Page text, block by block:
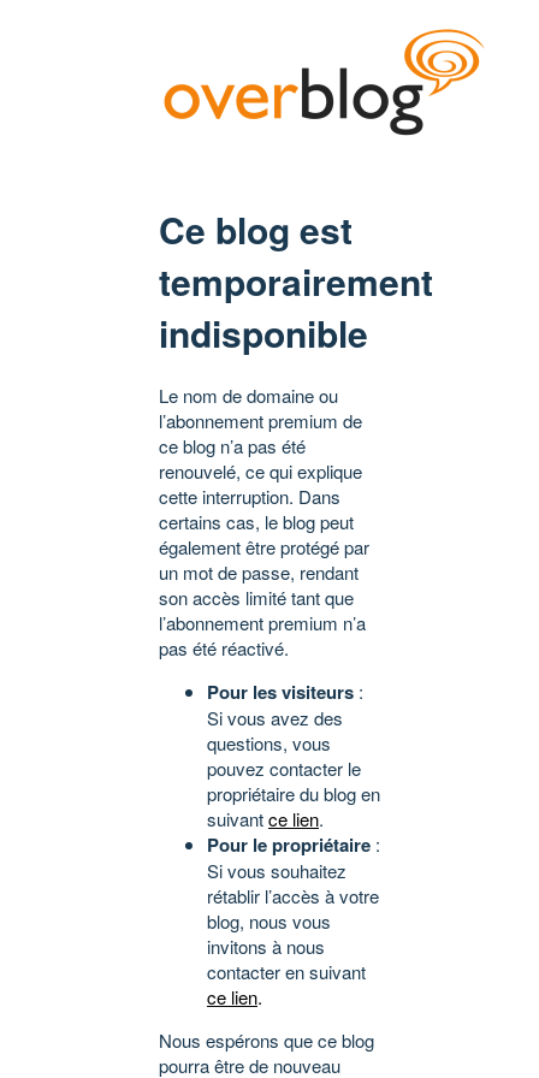
Ce blog est
temporairement
indisponible
Le nom de domaine ou
l’abonnement premium de
ce blog n’a pas été
renouvelé, ce qui explique
cette interruption. Dans
certains cas, le blog peut
également être protégé par
un mot de passe, rendant
son accès limité tant que
l’abonnement premium n’a
pas été réactivé.
Pour les visiteurs :
Si vous avez des
questions, vous
pouvez contacter le
propriétaire du blog en
suivantce lien.
Pour le propriétaire :
Si vous souhaitez
rétablir l’accès à votre
blog, nous vous
invitons à nous
contacter en suivant
ce lien.
Nous espérons que ce blog
pourra être de nouveau